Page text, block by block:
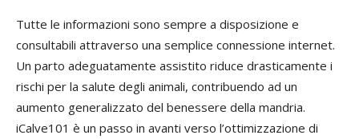
Tutte le informazioni sono sempre a disposizione e
consultabili attraverso una semplice connessione internet.
Un parto adeguatamente assistito riduce drasticamente i
rischi per la salute degli animali, contribuendo ad un
aumento generalizzato del benessere della mandria.
iCalve101 è un passo in avanti verso l’ottimizzazione di